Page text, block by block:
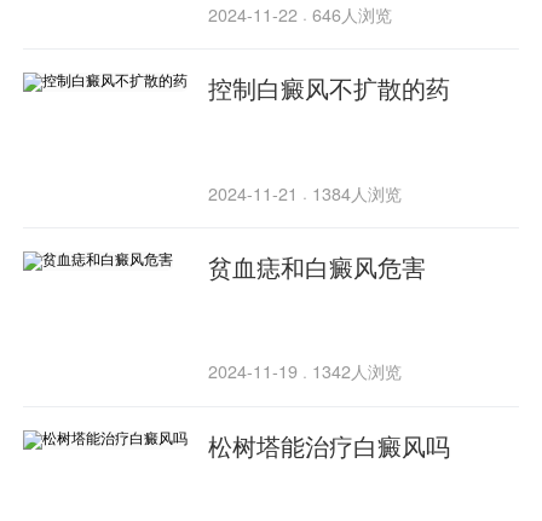
2024-11-22 · 646人浏览
控制白癜风不扩散的药
2024-11-21 · 1384人浏览
贫血痣和白癜风危害
2024-11-19 · 1342人浏览
松树塔能治疗白癜风吗